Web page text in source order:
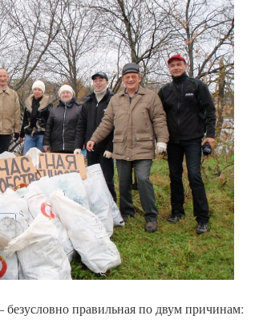
правильная по двум причинам: